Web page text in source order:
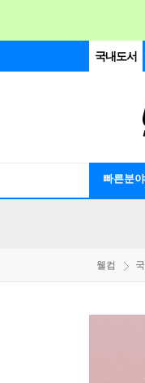
국내도서
빠른분야
웰컴